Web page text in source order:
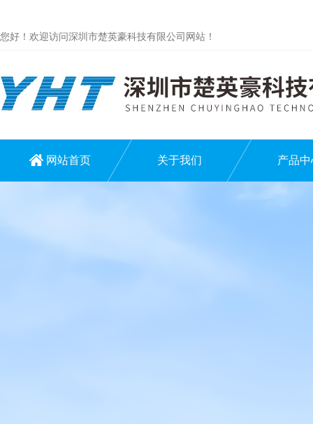
您好！欢迎访问深圳市楚英豪科技有限公司网站！
网站首页 关于我们 产品中